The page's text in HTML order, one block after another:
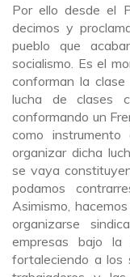
Por ello desde el
decimos y
pueblo que
socialismo. Es el
conforman la
lucha de clases
conformando un
como
organizar dicha
se vaya
podamos
Asimismo,
organizarse
empresas bajo la
fortaleciendo a los